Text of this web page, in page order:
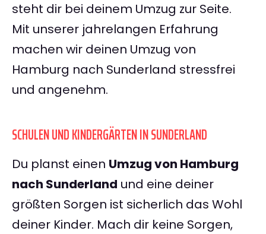
steht dir bei deinem Umzug zur Seite.
Mit unserer jahrelangen Erfahrung
machen wir deinen Umzug von
Hamburg nach Sunderland stressfrei
und angenehm.
SCHULEN UND KINDERGÄRTEN IN SUNDERLAND
Du planst einen Umzug von Hamburg
nach Sunderland und eine deiner
größten Sorgen ist sicherlich das Wohl
deiner Kinder. Mach dir keine Sorgen,